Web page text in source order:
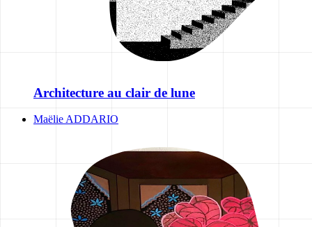
Architecture au clair de lune
Maëlie ADDARIO